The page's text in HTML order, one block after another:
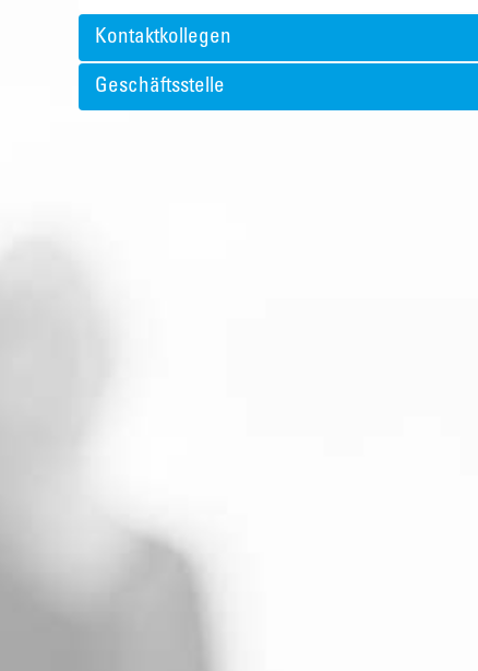
Kontaktkollegen
Geschäftsstelle